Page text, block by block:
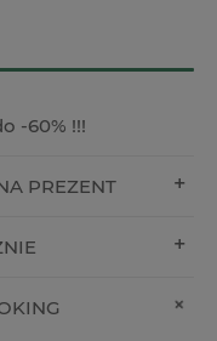
-60% !!!
PREZENT